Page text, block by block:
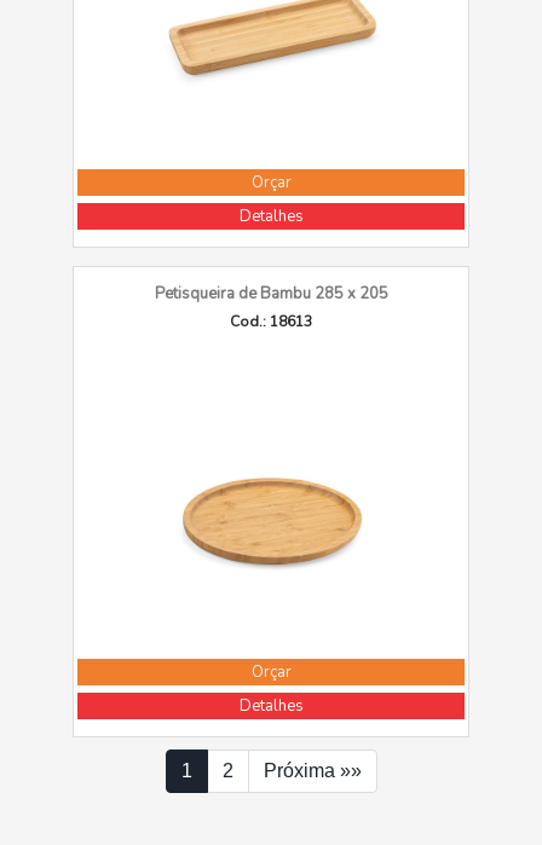
Orçar
Detalhes
Petisqueira de Bambu 285 x 205
Cod.: 18613
Orçar
Detalhes
1 2 Próxima »»